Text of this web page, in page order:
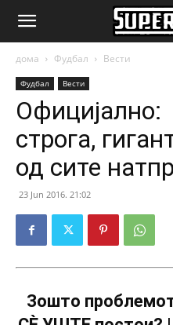
SuperSport.mk
дома Фудбал Вести
Фудбал Вести
строга,
од сите
23 Jun 2016. 21:02
Зошто